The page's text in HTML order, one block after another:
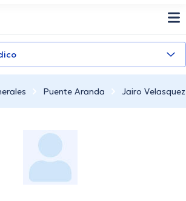
Puente Aranda Jairo